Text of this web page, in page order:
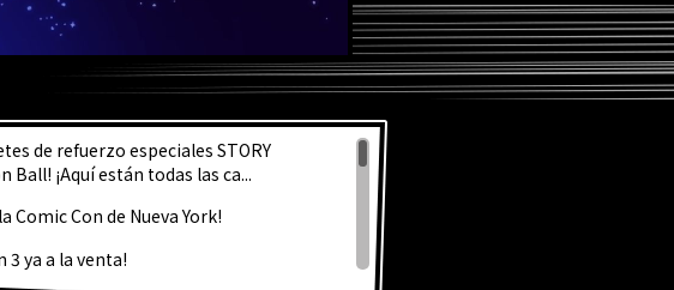
de refuerzo especiales STORY
Ball! ¡Aquí están todas las ca...
Comic Con de Nueva York!
3 ya a la venta!